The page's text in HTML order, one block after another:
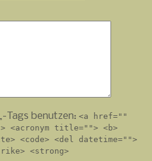
-Tags benutzen: <a href=""
title=""> <b>
<code> <del datetime="">
<strong>